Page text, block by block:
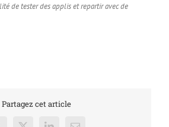
de tester des applis et repartir avec de
Partagez cet article